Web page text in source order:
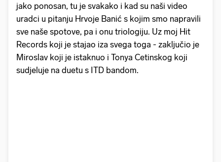
jako ponosan, tu je svakako i kad su naši video
uradci u pitanju Hrvoje Banić s kojim smo napravili
sve naše spotove, pa i onu triologiju. Uz moj Hit
Records koji je stajao iza svega toga - zaključio je
Miroslav koji je istaknuo i Tonya Cetinskog koji
sudjeluje na duetu s ITD bandom.